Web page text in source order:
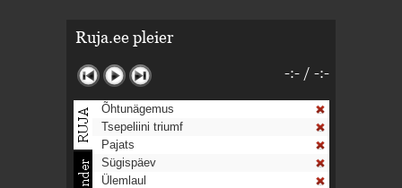
Ruja.ee pleier
-:- / -:-
Õhtunägemus
Tsepeliini triumf
Pajats
Sügispäev
Ülemlaul